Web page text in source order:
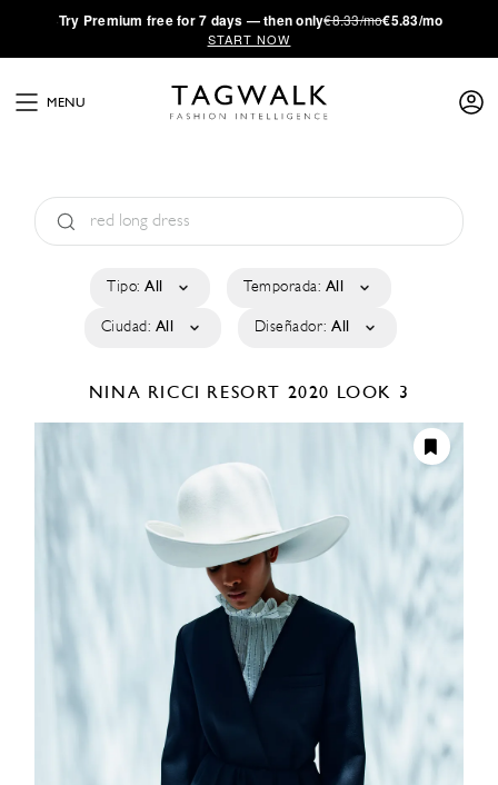
·Try Premium free for 7 days — then only€8.33/mo€5.83/mo
START NOW
MENU
Tipo: All Temporada: All
Ciudad: All Diseñador: All
NINA RICCI RESORT 2020 LOOK 3